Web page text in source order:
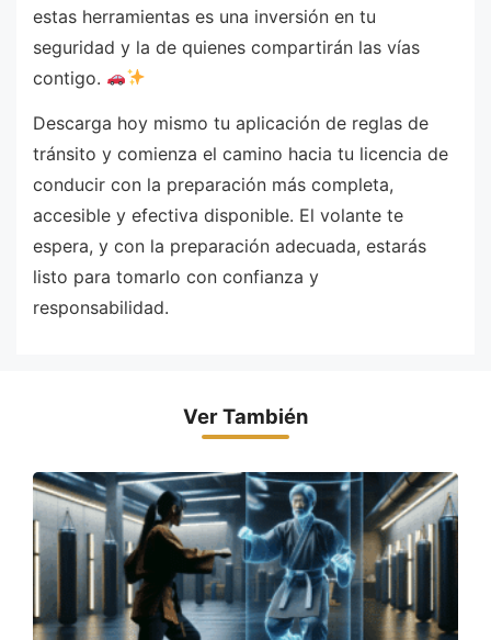
estas herramientas es una inversión en tu
seguridad y la de quienes compartirán las vías
contigo.
Descarga hoy mismo tu aplicación de reglas de
tránsito y comienza el camino hacia tu licencia de
conducir con la preparación más completa,
accesible y efectiva disponible. El volante te
espera, y con la preparación adecuada, estarás
listo para tomarlo con confianza y
responsabilidad.
Ver También